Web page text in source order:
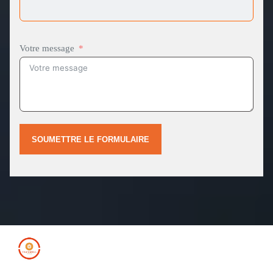
Votre message
SOUMETTRE LE FORMULAIRE